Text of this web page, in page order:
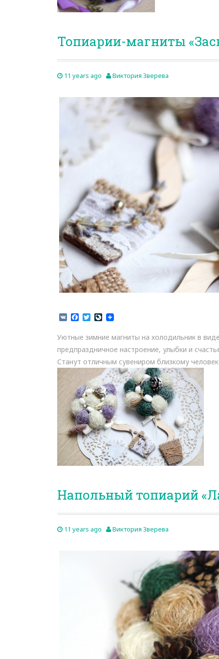
Топиарии-магниты
11 years ago Виктория Зверева
V
e
b
o
T
t
t
e
r
L
e
J
u
r
n
a
l
Уютные зимние магниты на холодильник в
предпраздничное настроение, улыбки и
Станут отличным сувениром близкому
Напольный топиарий
11 years ago Виктория Зверева